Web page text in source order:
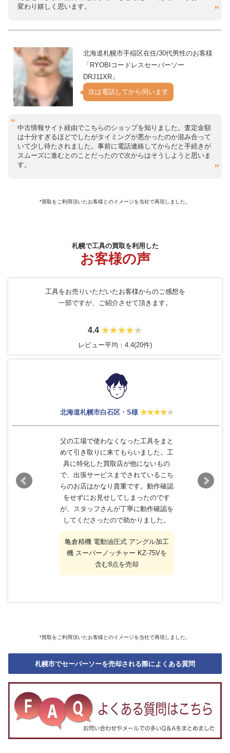
変わり嬉しく思います。
北海道札幌市手稲区在住/30代男性のお客様
「RYOBIコードレスセーバーソー
DRJ11XR」
次は電話してから伺います
中古情報サイト経由でこちらのショップを知りました。査定金額
は十分すぎるほどでしたがタイミングが悪かったのか混み合って
いて少し待たされました。事前に電話連絡してからだと手続きが
スムーズに進むとのことだったので次からはそうしようと思いま
す。
*買取をご利用頂いたお客様とのイメージを当社で再現しました。
札幌で工具の買取を利用した
お客様の声
工具をお売りいただいたお客様からのご感想を
一部ですが、ご紹介させて頂きます。
4.4
レビュー平均：4.4(20件)
北海道札幌市白石区・S様
父の工場で使わなくなった工具をまと
めて引き取りに来てもらいました。工
具に特化した買取店が他にないもの
で、出張サービスまでされているこち
らのお店はかなり貴重です。動作確認
をせずにお見せしてしまったのです
が、スタッフさんが丁寧に動作確認を
してくださったので助かりました。
亀倉精機 電動油圧式 アングル加工
機 スーパーノッチャー KZ-75Vを
含む8点を売却
*買取をご利用頂いたお客様とのイメージを当社で再現しました。
札幌市でセーバーソーを売却される際によくある質問